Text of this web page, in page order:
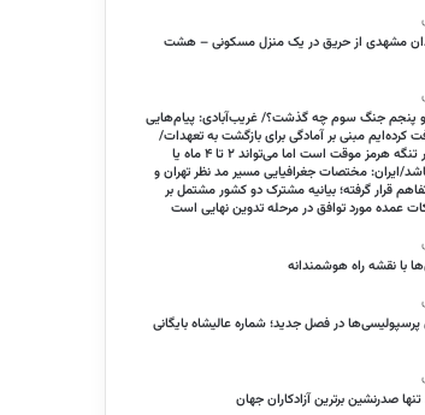
مشهدی از حریق در یک منزل مسکونی – هشت
پنجم جنگ سوم چه گذشت؟/ غریب‌آبادی: پیام‌هایی
کرده‌ایم مبنی بر آمادگی برای بازگشت به تعهدات/
مسیر جدید در تنگه هرمز موقت است اما می‌تواند ۲ تا ۴ ماه یا
ایران: مختصات جغرافیایی مسیر مد نظر تهران و
قرار گرفته؛ بیانیه مشترک دو کشور مشتمل بر
عمده مورد توافق در مرحله تدوین نهایی است
با نقشه راه هوشمندانه
پرسپولیسی‌ها در فصل جدید؛ شماره عالیشاه بایگانی
صدرنشین برترین آزادکاران جهان